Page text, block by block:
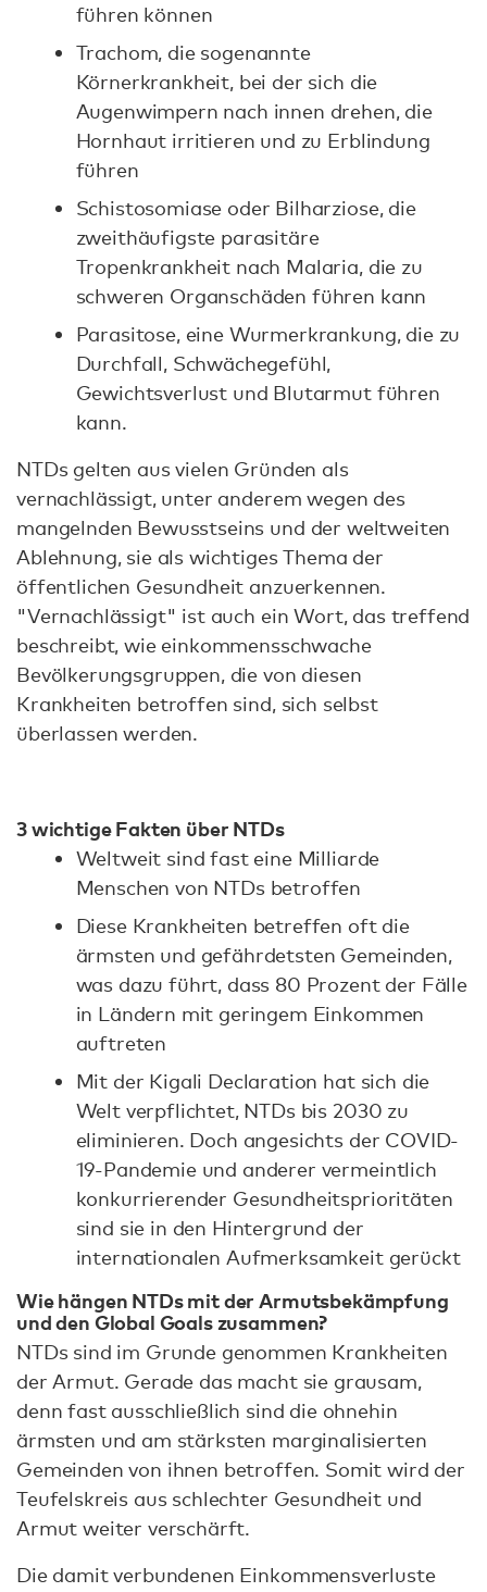
führen können
Trachom, die sogenannte
Körnerkrankheit, bei der sich die
Augenwimpern nach innen drehen, die
Hornhaut irritieren und zu Erblindung
führen
Schistosomiase oder Bilharziose, die
zweithäufigste parasitäre
Tropenkrankheit nach Malaria, die zu
schweren Organschäden führen kann
Parasitose, eine Wurmerkrankung, die zu
Durchfall, Schwächegefühl,
Gewichtsverlust und Blutarmut führen
kann.
NTDs gelten aus vielen Gründen als
vernachlässigt, unter anderem wegen des
mangelnden Bewusstseins und der weltweiten
Ablehnung, sie als wichtiges Thema der
öffentlichen Gesundheit anzuerkennen.
"Vernachlässigt" ist auch ein Wort, das treffend
beschreibt, wie einkommensschwache
Bevölkerungsgruppen, die von diesen
Krankheiten betroffen sind, sich selbst
überlassen werden.
3 wichtige Fakten über NTDs
Weltweit sind fast eine Milliarde
Menschen von NTDs betroffen
Diese Krankheiten betreffen oft die
ärmsten und gefährdetsten Gemeinden,
was dazu führt, dass 80 Prozent der Fälle
in Ländern mit geringem Einkommen
auftreten
Mit der Kigali Declaration hat sich die
Welt verpflichtet, NTDs bis 2030 zu
eliminieren. Doch angesichts der COVID-
19-Pandemie und anderer vermeintlich
konkurrierender Gesundheitsprioritäten
sind sie in den Hintergrund der
internationalen Aufmerksamkeit gerückt
Wie hängen NTDs mit der Armutsbekämpfung
und den Global Goals zusammen?
​​NTDs sind im Grunde genommen Krankheiten
der Armut. Gerade das macht sie grausam,
denn fast ausschließlich sind die ohnehin
ärmsten und am stärksten marginalisierten
Gemeinden von ihnen betroffen. Somit wird der
Teufelskreis aus schlechter Gesundheit und
Armut weiter verschärft.
Die damit verbundenen Einkommensverluste